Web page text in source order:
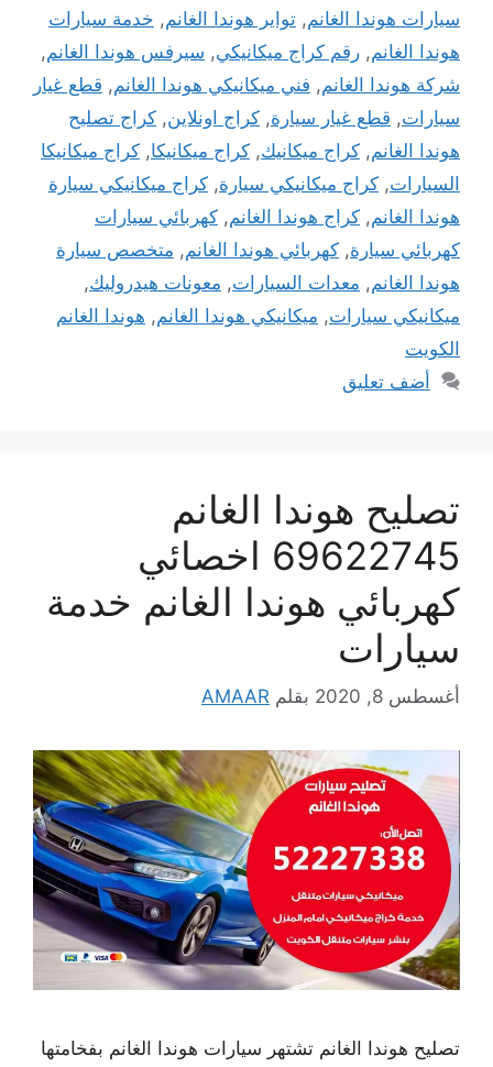
سيارات هوندا الغانم, تواير هوندا الغانم, خدمة سيارات
هوندا الغانم, رقم كراج ميكانيكي, سيرفس هوندا الغانم,
شركة هوندا الغانم, فني ميكانيكي هوندا الغانم, قطع غيار
سيارات, قطع غيار سيارة, كراج اونلاين, كراج تصليح
هوندا الغانم, كراج ميكانيك, كراج ميكانيكا, كراج ميكانيكا
السيارات, كراج ميكانيكي سيارة, كراج ميكانيكي سيارة
هوندا الغانم, كراج هوندا الغانم, كهربائي سيارات
كهربائي سيارة, كهربائي هوندا الغانم, متخصص سيارة
هوندا الغانم, معدات السيارات, معونات هيدروليك,
ميكانيكي سيارات, ميكانيكي هوندا الغانم, هوندا الغانم
الكويت
أضف تعليق
تصليح هوندا الغانم
69622745 اخصائي
كهربائي هوندا الغانم خدمة
سيارات
أغسطس 8, 2020 بقلم AMAAR
تصليح هوندا الغانم تشتهر سيارات هوندا الغانم بفخامتها